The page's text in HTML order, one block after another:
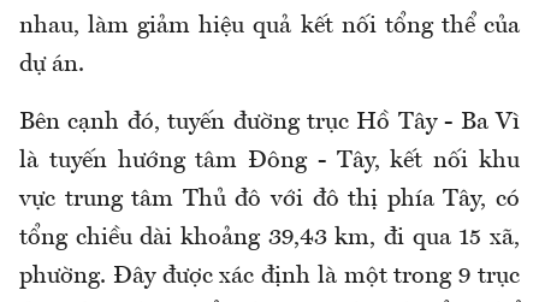
nhau, làm giảm hiệu quả kết nối tổng thể của
dự án.
Bên cạnh đó, tuyến đường trục Hồ Tây - Ba Vì
là tuyến hướng tâm Đông - Tây, kết nối khu
vực trung tâm Thủ đô với đô thị phía Tây, có
tổng chiều dài khoảng 39,43 km, đi qua 15 xã,
phường. Đây được xác định là một trong 9 trục